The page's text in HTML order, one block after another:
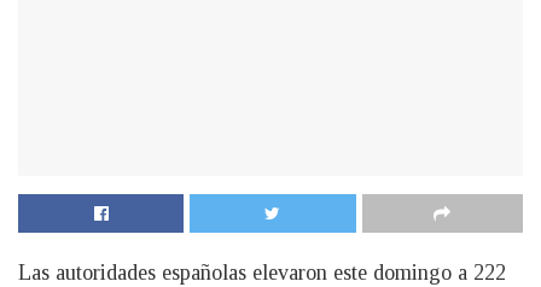
Las autoridades españolas elevaron este domingo a 222